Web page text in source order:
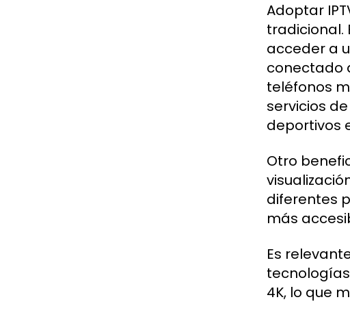
Adoptar
tradicional.
acceder a
conectado
teléfonos
servicios
deportivos
Otro
diferentes
más
Es
4K, lo que